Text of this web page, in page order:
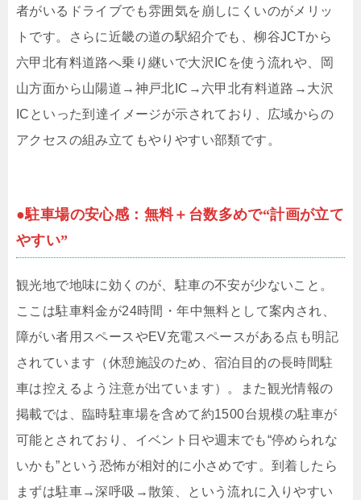
者がいるドライブでも雰囲気を崩しにくいのがメリッ
トです。さらに近畿の道の駅紹介でも、柳谷JCTから
六甲北有料道路へ乗り継いで大沢ICを使う流れや、岡
山方面から山陽道→神戸北IC→六甲北有料道路→大沢
ICといった到達イメージが示されており、広域からの
アクセスの組み立てもやりやすい部類です。
●駐車場の安心感：無料＋台数多めで“計画が立て
やすい”
観光地で地味に効くのが、駐車の不安が少ないこと。
ここは駐車料金が24時間・年中無料として案内され、
障がい者用スペースやEV充電スペースがある点も明記
されています（休憩施設のため、宿泊目的の長時間駐
車は控えるよう注意が出ています）。また観光情報の
掲載では、臨時駐車場を含めて約1500台規模の駐車が
可能とされており、イベント日や週末でも“停められな
いかも”という恐怖が相対的に小さめです。到着したら
まずは駐車→深呼吸→散策、という流れに入りやすい